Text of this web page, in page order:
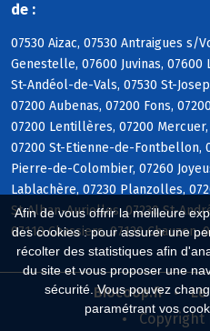
Afin de vous offrir la meilleure
des cookies : pour assurer une
récolter des statistiques afin
du site et vous proposer une
sécurité. Vous pouvez
paramétrant vos
de :
07530 Aizac, 07530 Antraigues s/
Genestelle, 07600 Juvinas,
St-Andéol-de-Vals, 07530 St-
07200 Aubenas, 07200 Fons,
07200 Lentillères, 07200
07200 St-Etienne-de-Fontbellon,
Pierre-de-Colombier, 07260
Lablachère, 07230 Planzolles,
St-Alban-Auriolles, 07230 St-
07110 Chassiers, 07120 Chauzon,
Biocoop.fr
Le
Copyright